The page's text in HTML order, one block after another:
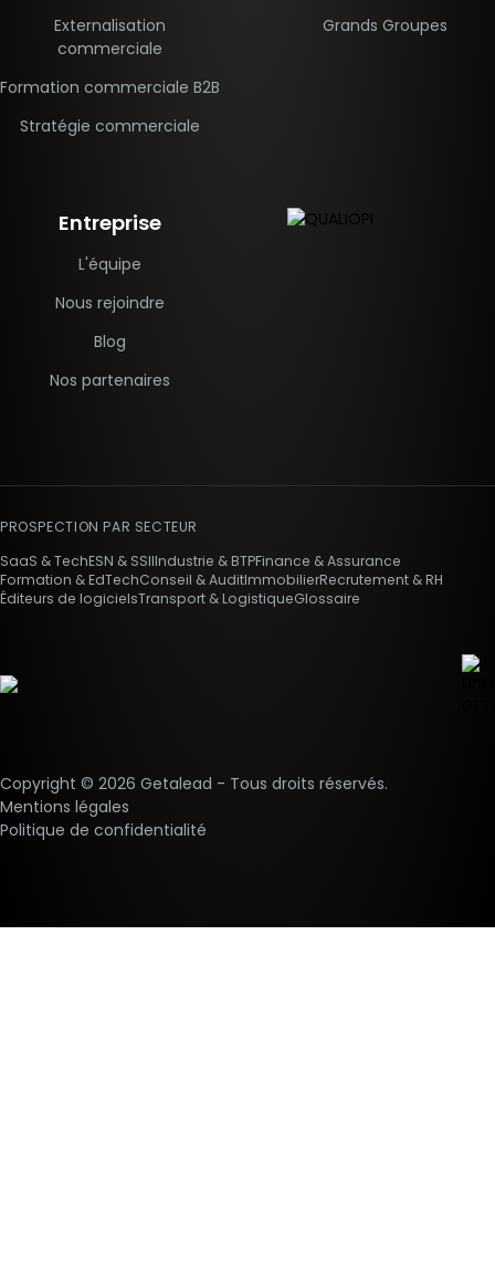
Externalisation
commerciale
Formation commerciale B2B
Stratégie commerciale
Grands Groupes
Entreprise
L'équipe
Nous rejoindre
Blog
Nos partenaires
PROSPECTION PAR SECTEUR
SaaS & TechESN & SSIIIndustrie & BTPFinance & Assurance
Formation & EdTechConseil & AuditImmobilierRecrutement & RH
Éditeurs de logicielsTransport & LogistiqueGlossaire
Copyright © 2026 Getalead - Tous droits réservés.
Mentions légales
Politique de confidentialité